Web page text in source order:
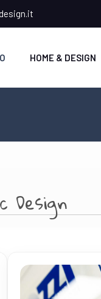
HOME & DESIGN
Design